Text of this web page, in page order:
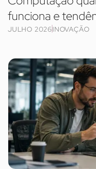
funciona e
JULHO 2026INOVAÇÃO